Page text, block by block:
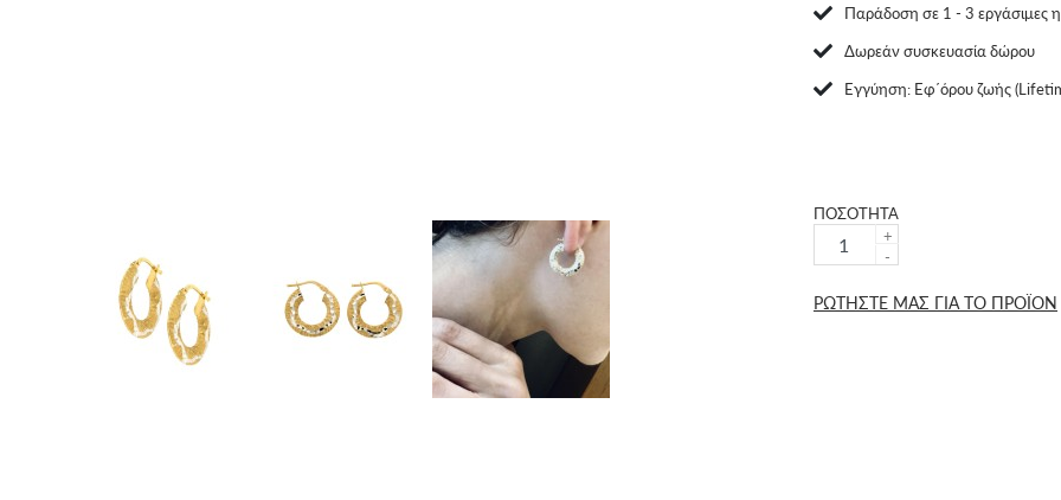
Παράδοση σε 1 - 3 εργάσιμες
Δωρεάν συσκευασία δώρου
Eγγύηση: Εφ΄όρου ζωής
ΠΟΣΟΤΗΤΑ
+
-
ΡΩΤΗΣΤΕ ΜΑΣ ΓΙΑ ΤΟ ΠΡΟΪΟΝ